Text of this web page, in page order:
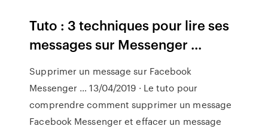
Tuto : 3 techniques pour lire ses
messages sur Messenger ...
Supprimer un message sur Facebook
Messenger … 13/04/2019 · Le tuto pour
comprendre comment supprimer un message
Facebook Messenger et effacer un message